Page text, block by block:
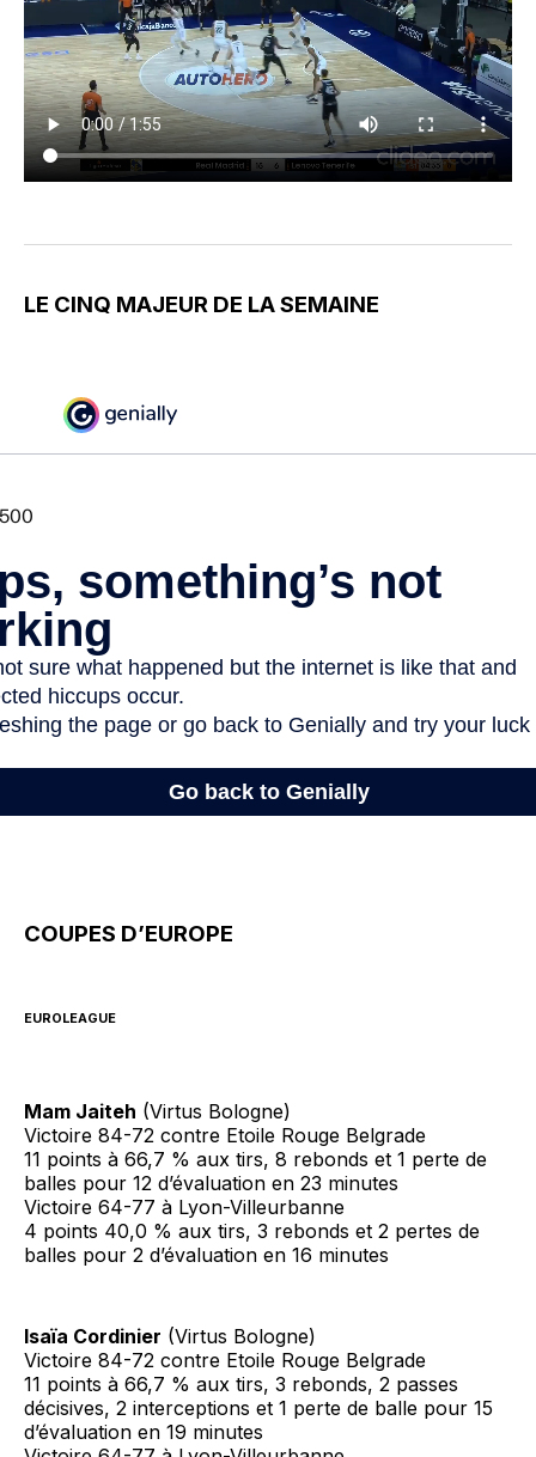
LE CINQ MAJEUR DE LA SEMAINE
COUPES D’EUROPE
EUROLEAGUE
Mam Jaiteh (Virtus Bologne)
Victoire 84-72 contre Etoile Rouge Belgrade
11 points à 66,7 % aux tirs, 8 rebonds et 1 perte de
balles pour 12 d’évaluation en 23 minutes
Victoire 64-77 à Lyon-Villeurbanne
4 points 40,0 % aux tirs, 3 rebonds et 2 pertes de
balles pour 2 d’évaluation en 16 minutes
Isaïa Cordinier (Virtus Bologne)
Victoire 84-72 contre Etoile Rouge Belgrade
11 points à 66,7 % aux tirs, 3 rebonds, 2 passes
décisives, 2 interceptions et 1 perte de balle pour 15
d’évaluation en 19 minutes